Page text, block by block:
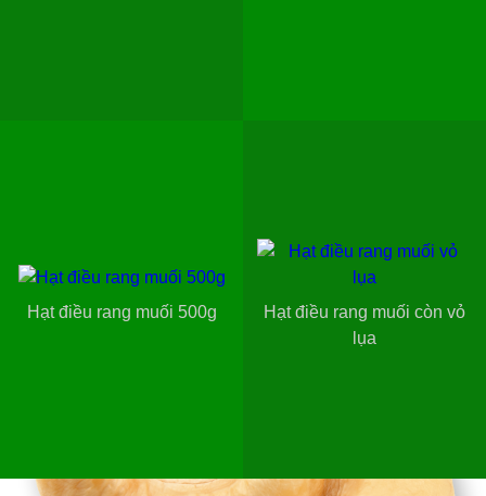
Hạt điều rang muối 500g
Hạt điều rang muối còn vỏ
lụa